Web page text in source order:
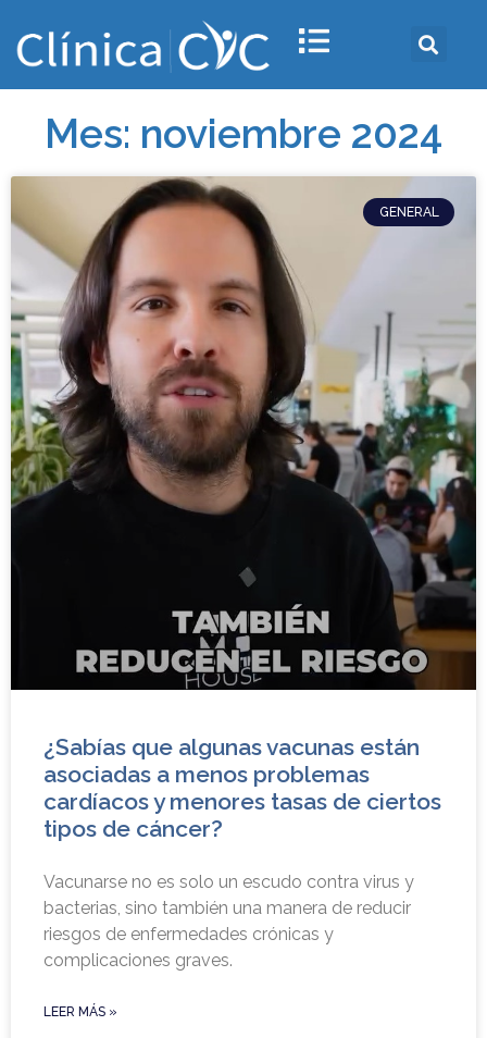
Mes: noviembre 2024
GENERAL
¿Sabías que algunas vacunas están
asociadas a menos problemas
cardíacos y menores tasas de ciertos
tipos de cáncer?
Vacunarse no es solo un escudo contra virus y
bacterias, sino también una manera de reducir
riesgos de enfermedades crónicas y
complicaciones graves.
LEER MÁS »